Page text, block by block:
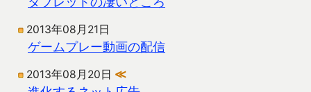
2013年08月21日
ゲームプレー動画の配信
2013年08月20日 ≪